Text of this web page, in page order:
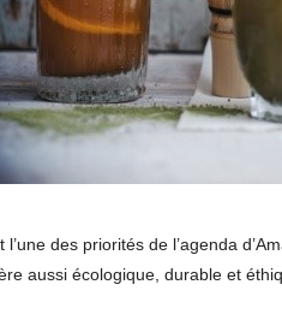
l’une des priorités de l’agenda
aussi écologique, durable et